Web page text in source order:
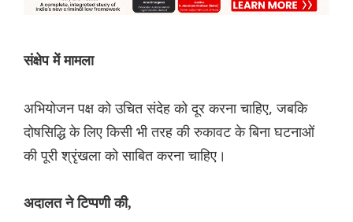
संक्षेप में मामला
अभियोजन पक्ष को उचित संदेह को दूर करना चाहिए, जबकि
दोषसिद्धि के लिए किसी भी तरह की रुकावट के बिना घटनाओं
की पूरी श्रृंखला को साबित करना चाहिए।
अदालत ने टिप्पणी की,